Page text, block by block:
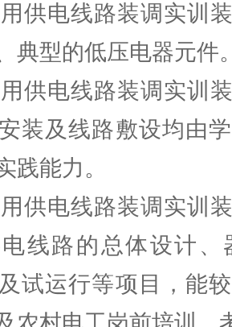
供电线路装调实训
典型的低压电器元件
供电线路装调实训
装及线路敷设均由
践能力。
供电线路装调实训
线路的总体设计、
试运行等项目，能